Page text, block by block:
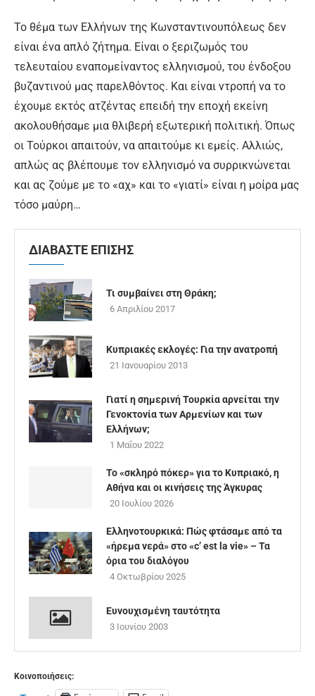
Το θέμα των Ελλήνων της Κωνσταντινουπόλεως δεν
είναι ένα απλό ζήτημα. Είναι ο ξεριζωμός του
τελευταίου εναπομείναντος ελληνισμού, του ένδοξου
βυζαντινού μας παρελθόντος. Και είναι ντροπή να το
έχουμε εκτός ατζέντας επειδή την εποχή εκείνη
ακολουθήσαμε μια θλιβερή εξωτερική πολιτική. Όπως
οι Τούρκοι απαιτούν, να απαιτούμε κι εμείς. Αλλιώς,
απλώς ας βλέπουμε τον ελληνισμό να συρρικνώνεται
και ας ζούμε με το «αχ» και το «γιατί» είναι η μοίρα μας
τόσο μαύρη…
ΔΙΑΒΑΣΤΕ ΕΠΙΣΗΣ
Τι συμβαίνει στη Θράκη;
6 Απριλίου 2017
Κυπριακές εκλογές: Για την ανατροπή
21 Ιανουαρίου 2013
Γιατί η σημερινή Τουρκία αρνείται την
Γενοκτονία των Αρμενίων και των
Ελλήνων;
1 Μαΐου 2022
Το «σκληρό πόκερ» για το Κυπριακό, η
Αθήνα και οι κινήσεις της Άγκυρας
20 Ιουλίου 2026
Ελληνοτουρκικά: Πώς φτάσαμε από τα
«ήρεμα νερά» στο «c’ est la vie» – Τα
όρια του διαλόγου
4 Οκτωβρίου 2025
Ευνουχισμένη ταυτότητα
3 Ιουνίου 2003
Κοινοποιήσεις: